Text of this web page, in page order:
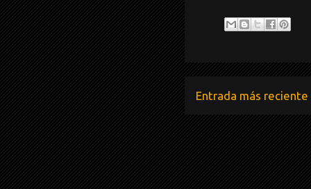
Entrada más reciente